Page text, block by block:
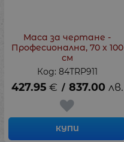
Маса за чертане -
Професионална, 70 х 100
см
Код: 84TRP911
427.95 € / 837.00 лв.
КУПИ